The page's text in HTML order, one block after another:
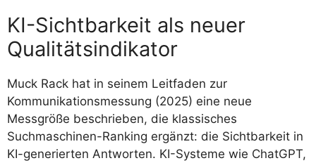
KI-Sichtbarkeit als neuer
Qualitätsindikator
Muck Rack hat in seinem Leitfaden zur
Kommunikationsmessung (2025) eine neue
Messgröße beschrieben, die klassisches
Suchmaschinen-Ranking ergänzt: die Sichtbarkeit in
KI-generierten Antworten. KI-Systeme wie ChatGPT,